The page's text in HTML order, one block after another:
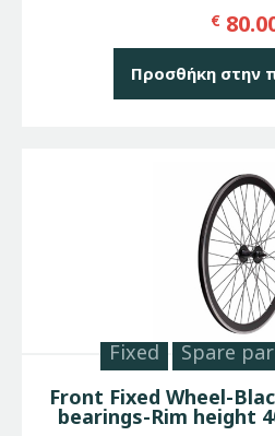
€
Προσθήκη στην
Fixed Spare
Front Fixed Wheel-
bearings-Rim height